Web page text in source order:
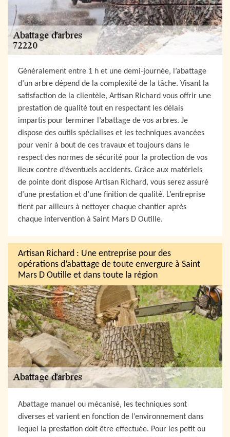
Généralement entre 1 h et une demi-journée, l’abattage
d’un arbre dépend de la complexité de la tâche. Visant la
satisfaction de la clientèle, Artisan Richard vous offrir une
prestation de qualité tout en respectant les délais
impartis pour terminer l’abattage de vos arbres. Je
dispose des outils spécialises et les techniques avancées
pour venir à bout de ces travaux et toujours dans le
respect des normes de sécurité pour la protection de vos
lieux contre d’éventuels accidents. Grâce aux matériels
de pointe dont dispose Artisan Richard, vous serez assuré
d’une prestation et d’une finition de qualité. L’entreprise
tient par ailleurs à nettoyer chaque chantier après
chaque intervention à Saint Mars D Outille.
Artisan Richard : Une entreprise pour des
opérations d’abattage de toute envergure à Saint
Mars D Outille et dans toute la région
Abattage manuel ou mécanisé, les techniques sont
diverses et varient en fonction de l’environnement dans
lequel la prestation doit être effectuée. Pour les petit ou